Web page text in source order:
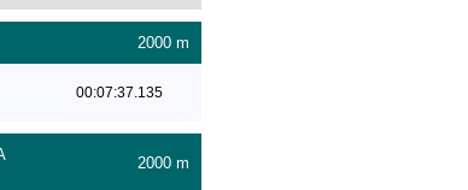
2000 m
00:07:37.135
2000 m